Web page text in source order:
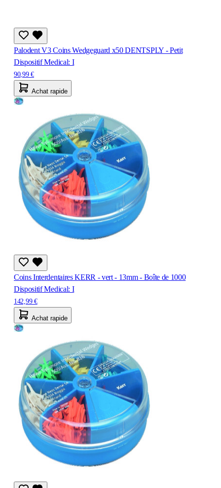
Palodent V3 Coins Wedgeguard x50 DENTSPLY - Petit
Dispositif Medical: I
90,99 €
Achat rapide
Coins Interdentaires KERR - vert - 13mm - Boîte de 1000
Dispositif Medical: I
142,99 €
Achat rapide